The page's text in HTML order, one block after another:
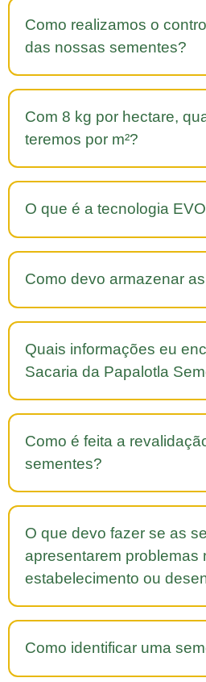
Como realizamos o
das nossas sementes?
Com 8 kg por hectare,
teremos por m²?
O que é a tecnologia
Como devo armazenar
Quais informações eu
Sacaria da Papalotla
Como é feita a
sementes?
O que devo fazer se as
apresentarem problemas
estabelecimento ou
Como identificar uma